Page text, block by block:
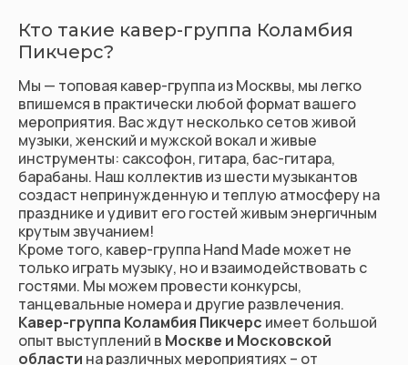
Кто такие кавер-группа Коламбия
Пикчерс?
Мы — топовая кавер-группа из Москвы, мы легко
впишемся в практически любой формат вашего
мероприятия. Вас ждут несколько сетов живой
музыки, женский и мужской вокал и живые
инструменты: саксофон, гитара, бас-гитара,
барабаны. Наш коллектив из шести музыкантов
создаст непринужденную и теплую атмосферу на
празднике и удивит его гостей живым энергичным
крутым звучанием!
Кроме того, кавер-группа Hand Made может не
только играть музыку, но и взаимодействовать с
гостями. Мы можем провести конкурсы,
танцевальные номера и другие развлечения.
Кавер-группа Коламбия Пикчерс имеет большой
опыт выступлений в Москве и Московской
области на различных мероприятиях – от